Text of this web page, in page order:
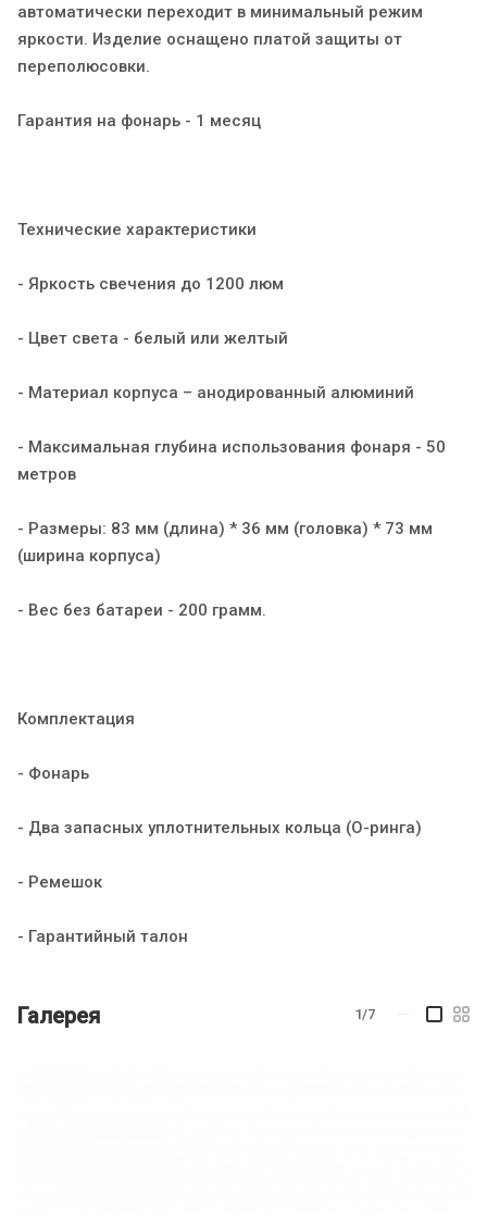
автоматически переходит в минимальный режим
яркости. Изделие оснащено платой защиты от
переполюсовки.
Гарантия на фонарь - 1 месяц
Технические характеристики
- Яркость свечения до 1200 люм
- Цвет света - белый или желтый
- Материал корпуса – анодированный алюминий
- Максимальная глубина использования фонаря - 50
метров
- Размеры: 83 мм (длина) * 36 мм (головка) * 73 мм
(ширина корпуса)
- Вес без батареи - 200 грамм.
Комплектация
- Фонарь
- Два запасных уплотнительных кольца (О-ринга)
- Ремешок
- Гарантийный талон
Галерея 1/7